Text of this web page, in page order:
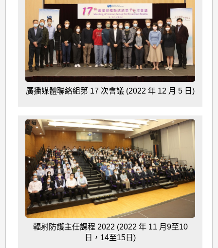
廣播媒體聯絡組第 17 次會議 (2022 年 12 月 5 日)
輻射防護主任課程 2022 (2022 年 11 月9至10
日，14至15日)